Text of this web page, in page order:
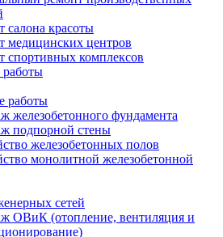
салона красоты
медицинских центров
спортивных комплексов
работы
железобетонного фундамента
подпорной стены
железобетонных полов
монолитной железобетонной
сетей
ОВиК (отопление, вентиляция и